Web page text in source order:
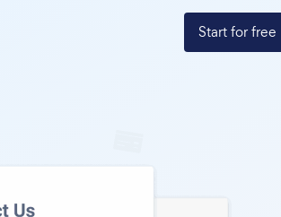
Start for free